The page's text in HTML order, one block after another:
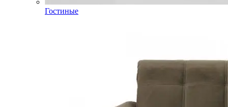
Гостиные